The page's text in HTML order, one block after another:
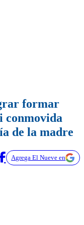
formar
conmovida
de la madre
Agrega El Nueve en